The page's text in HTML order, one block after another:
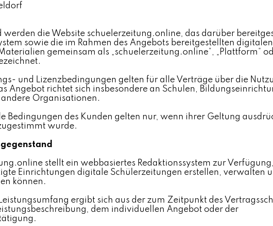
werden die Website schuelerzeitung.online, das darüber
sowie die im Rahmen des Angebots bereitgestellten digitalen
gemeinsam als „schuelerzeitung.online“, „Plattform“
und Lizenzbedingungen gelten für alle Verträge über die
Angebot richtet sich insbesondere an Schulen,
Organisationen.
Bedingungen des Kunden gelten nur, wenn ihrer Geltung
wurde.
stellt ein webbasiertes Redaktionssystem zur
Einrichtungen digitale Schülerzeitungen erstellen, verwalten
können.
ergibt sich aus der zum Zeitpunkt des
dem individuellen Angebot oder der